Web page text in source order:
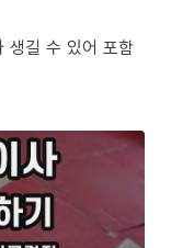
생길 수 있어 포함